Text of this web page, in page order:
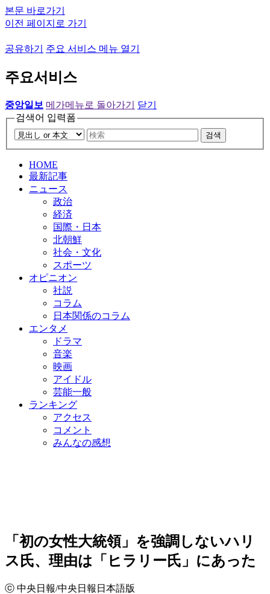
본문 바로가기
이전 페이지로 가기
공유하기 주요 서비스 메뉴 열기
주요서비스
중앙일보 메가메뉴로 돌아가기
닫기
검색어 입력폼
검색
HOME
最新記事
ニュース
政治
経済
国際・日本
北朝鮮
社会・文化
スポーツ
オピニオン
社説
コラム
日本関係のコラム
エンタメ
ドラマ
音楽
映画
アイドル
芸能一般
ランキング
アクセス
コメント
みんなの感想
「初の女性大統領」を強調しないハリ
ス氏、理由は「ヒラリー氏」にあった
ⓒ 中央日報/中央日報日本語版